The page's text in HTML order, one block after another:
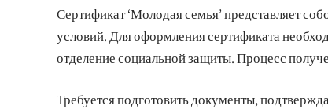
Сертификат ‘Молодая семья’ представляет
условий. Для оформления сертификата
отделение социальной защиты. Процесс
Требуется подготовить документы,